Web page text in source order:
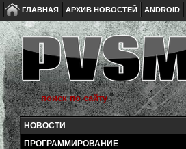
ГЛАВНАЯ АРХИВ НОВОСТЕЙ ANDROID
НОВОСТИ
ПРОГРАММИРОВАНИЕ